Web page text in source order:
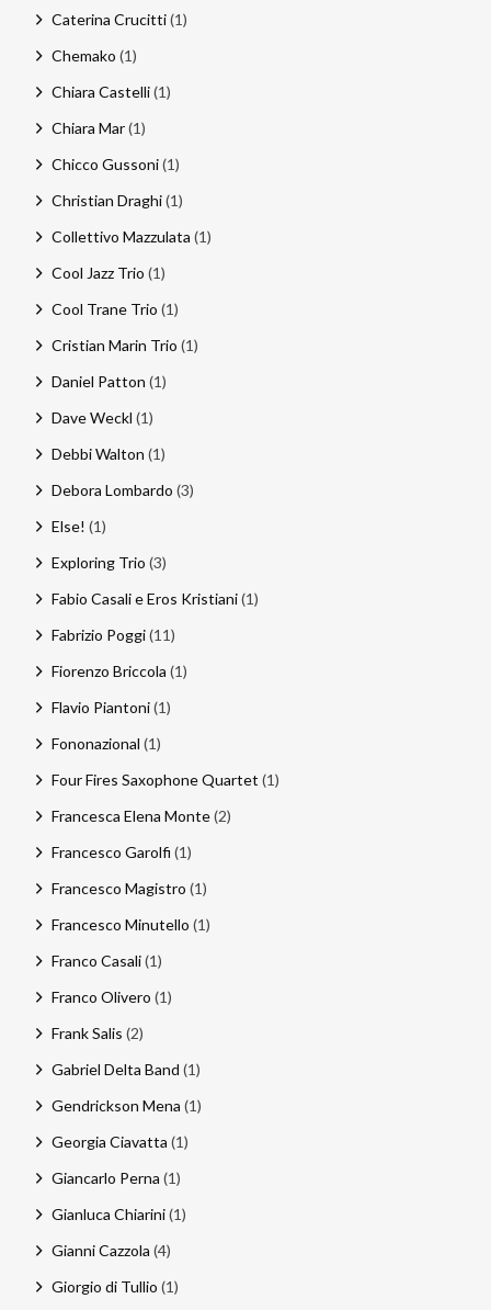
Caterina Crucitti(1)
Chemako (1)
Chiara Castelli(1)
Chiara Mar(1)
Chicco Gussoni(1)
Christian Draghi(1)
Collettivo Mazzulata (1)
Cool Jazz Trio (1)
Cool Trane Trio (1)
Cristian Marin Trio (1)
Daniel Patton (1)
Dave Weckl (1)
Debbi Walton (1)
Debora Lombardo (3)
Else! (1)
Exploring Trio (3)
Fabio Casali e Eros Kristiani(1)
Fabrizio Poggi(11)
Fiorenzo Briccola (1)
Flavio Piantoni(1)
Fononazional (1)
Four Fires Saxophone Quartet (1)
Francesca Elena Monte(2)
Francesco Garolfi (1)
Francesco Magistro (1)
Francesco Minutello (1)
Franco Casali(1)
Franco Olivero (1)
Frank Salis (2)
Gabriel Delta Band (1)
Gendrickson Mena (1)
Georgia Ciavatta (1)
Giancarlo Perna (1)
Gianluca Chiarini(1)
Gianni Cazzola (4)
Giorgio di Tullio (1)